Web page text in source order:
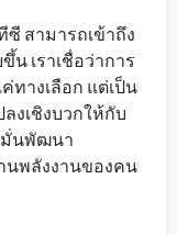
สามารถเข้าถึง
น เราเชื่อว่าการ
ทางเลือก แต่เป็น
งเชิงบวกให้กับ
มั่นพัฒนา
นพลังงานของคน